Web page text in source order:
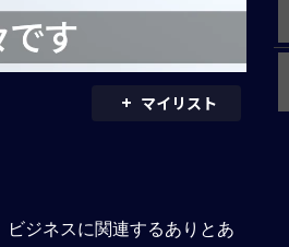
+ マイリスト
ジネスに関連するありとあ